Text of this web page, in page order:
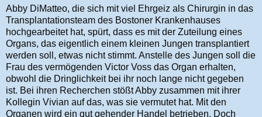
Abby DiMatteo, die sich mit viel Ehrgeiz als Chirurgin in das
Transplantationsteam des Bostoner Krankenhauses
hochgearbeitet hat, spürt, dass es mit der Zuteilung eines
Organs, das eigentlich einem kleinen Jungen transplantiert
werden soll, etwas nicht stimmt. Anstelle des Jungen soll die
Frau des vermögenden Victor Voss das Organ erhalten,
obwohl die Dringlichkeit bei ihr noch lange nicht gegeben
ist. Bei ihren Recherchen stößt Abby zusammen mit ihrer
Kollegin Vivian auf das, was sie vermutet hat. Mit den
Organen wird ein gut gehender Handel betrieben. Doch